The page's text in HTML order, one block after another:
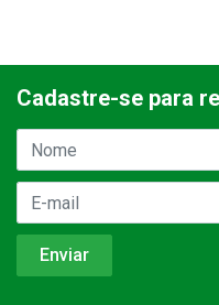
Cadastre-se para